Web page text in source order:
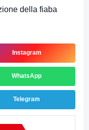
della fiaba
Instagram
WhatsApp
Telegram